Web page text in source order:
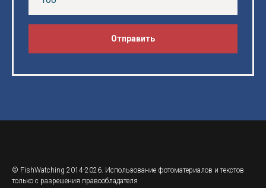
Отправить
© FishWatching 2014-2026. Использование фотоматериалов и текстов
только с разрешения правообладателя